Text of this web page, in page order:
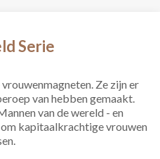
Serie
Ze zijn er
van hebben gemaakt.
van de wereld - en
kapitaalkrachtige vrouwen